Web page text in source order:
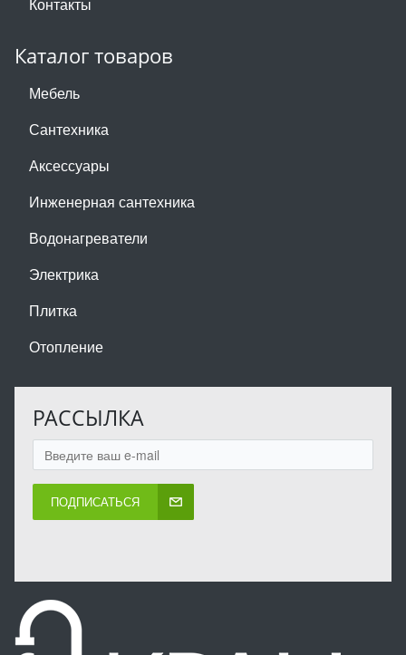
Каталог товаров
Мебель
Сантехника
Аксессуары
Инженерная сантехника
Водонагреватели
Электрика
Плитка
Отопление
РАССЫЛКА
ПОДПИСАТЬСЯ